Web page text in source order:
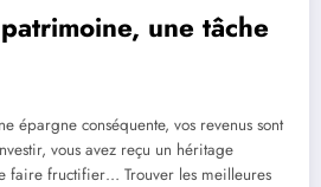
une tâche
épargne conséquente, vos revenus sont
vous avez reçu un héritage
faire fructifier… Trouver les meilleures